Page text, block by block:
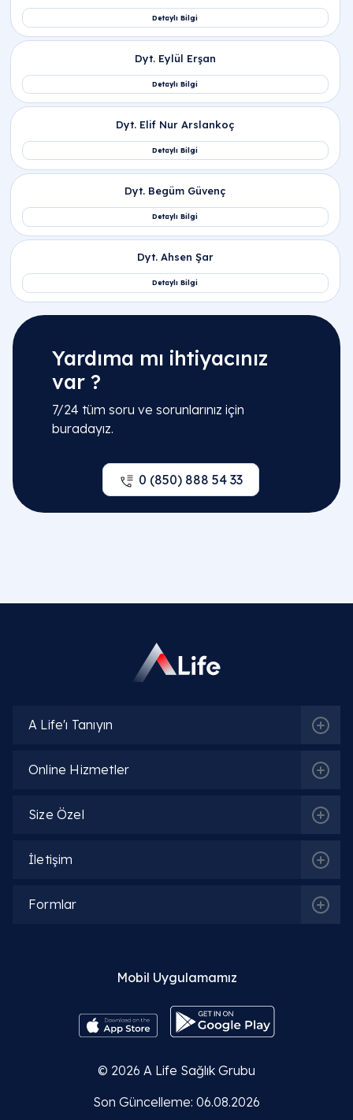
İlgili Bölümler
Beslenme ve Diyet | Diyetisyen
Detaylı Bilgi
Yardıma mı ihtiyacınız
var ?
7/24 tüm soru ve sorunlarınız için
buradayız.
0 (850) 888 54 33
A Life'ı Tanıyın
Online Hizmetler
Size Özel
İletişim
Formlar
Mobil Uygulamamız
© 2026 A Life Sağlık Grubu
Son Güncelleme: 06.08.2026